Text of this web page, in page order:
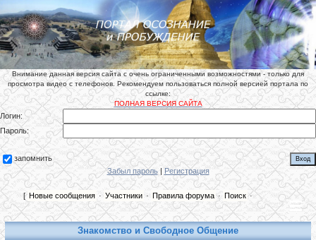
Внимание данная версия сайта с очень ограниченными возможностями - только для
просмотра видео с телефонов. Рекомендуем пользоваться полной версией портала по
ссылке:
ПОЛНАЯ ВЕРСИЯ САЙТА
Логин:
Пароль:
запомнить
Забыл пароль| Регистрация
[ Новые сообщения · Участники · Правила форума · Поиск·
Знакомство и Свободное Общение